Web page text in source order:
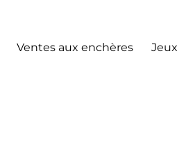
Ventes aux enchères